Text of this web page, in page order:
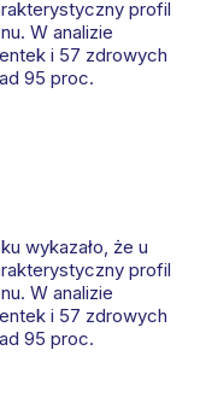
profil
W analizie
i 57 zdrowych
95 proc.
wykazało, że u
profil
W analizie
i 57 zdrowych
95 proc.